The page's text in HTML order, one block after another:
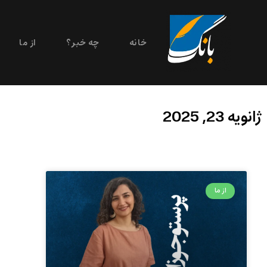
خانه چه خبر؟ از ما
ژانویه 23, 2025
از ما